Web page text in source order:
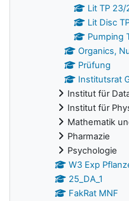
Lit TP 23/
Lit Disc
Pumping
Organics,
Prüfung
Institutsrat
Institut für
Institut für
Mathematik
Pharmazie
Psychologie
W3 Exp
25_DA_1
FakRat MNF